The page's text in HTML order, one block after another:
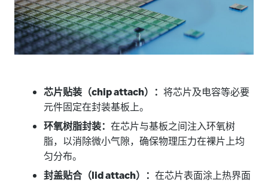
芯片贴装（chip attach）： 将芯片及电容等必要
元件固定在封装基板上。
环氧树脂封装： 在芯片与基板之间注入环氧树
脂，以消除微小气隙，确保物理压力在裸片上均
匀分布。
封盖贴合（lid attach）： 在芯片表面涂上热界面